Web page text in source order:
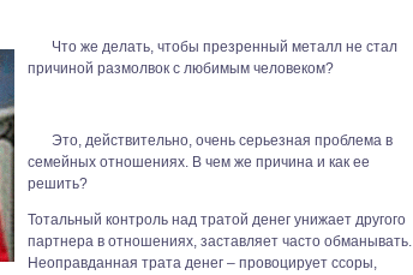
Что же делать, чтобы презренный металл не стал
причиной размолвок с любимым человеком?
Это, действительно, очень серьезная проблема в
семейных отношениях. В чем же причина и как ее
решить?
Тотальный контроль над тратой денег унижает другого
партнера в отношениях, заставляет часто обманывать.
Неоправданная трата денег – провоцирует ссоры,